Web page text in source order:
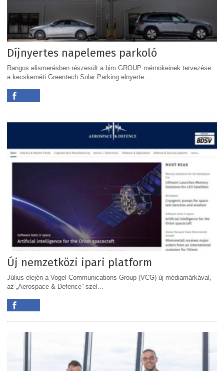
Díjnyertes napelemes parkoló
Rangos elismerésben részesült a bim.GROUP mérnökeinek tervezése:
a kecskeméti Greentech Solar Parking elnyerte...
Új nemzetközi ipari platform
Július elején a Vogel Communications Group (VCG) új médiamárkával,
az „Aerospace & Defence”-szel...